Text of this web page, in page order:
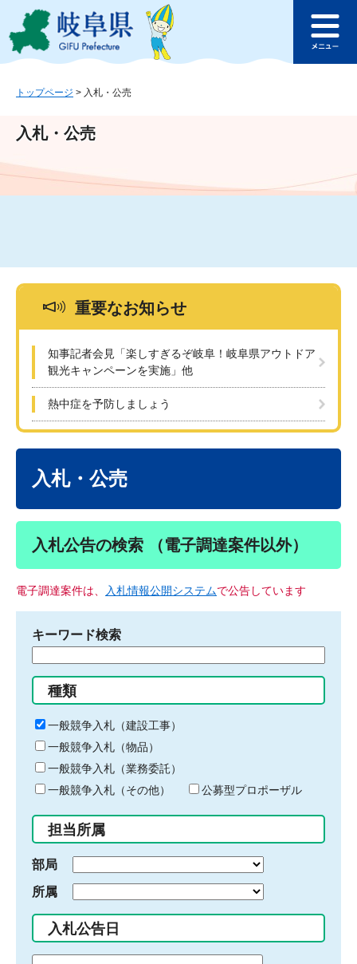
ジ
ュ
文
このページの本文へ
ュ
トップページ > 入札・公売
入札・公売
重要なお知らせ
知事記者会見「楽しすぎるぞ岐阜！岐阜県アウトドア
観光キャンペーンを実施」他
熱中症を予防しましょう
入札・公売
入札公告の検索 （電子調達案件以外）
電子調達案件は、 入札情報公開システムで公告しています
キーワード検索
る
キ
ー
ワ
ー
ド
入
力
種類
一般競争入札（建設工事）
一般競争入札（物品）
一般競争入札（業務委託）
一般競争入札（その他）
公募型プロポーザル
担当所属
部局
所属
入札公告日